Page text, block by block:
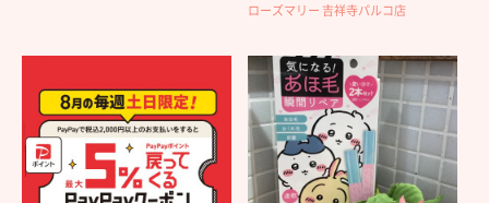
ローズマリー 吉祥寺パルコ店